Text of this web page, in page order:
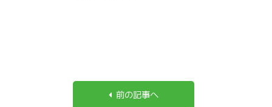
前の記事へ